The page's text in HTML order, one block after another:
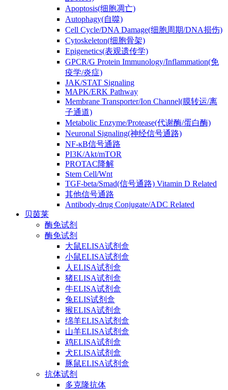
Apoptosis(细胞凋亡)
Autophagy(自噬)
Cell Cycle/DNA Damage(细胞周期/DNA损伤)
Cytoskeleton(细胞骨架)
Epigenetics(表观遗传学)
GPCR/G Protein Immunology/Inflammation(免
疫学/炎症)
JAK/STAT Signaling
MAPK/ERK Pathway
Membrane Transporter/Ion Channel(膜转运/离
子通道)
Metabolic Enzyme/Protease(代谢酶/蛋白酶)
Neuronal Signaling(神经信号通路)
NF-κB信号通路
PI3K/Akt/mTOR
PROTAC降解
Stem Cell/Wnt
TGF-beta/Smad(信号通路) Vitamin D Related
其他信号通路
Antibody-drug Conjugate/ADC Related
贝茵莱
酶免试剂
酶免试剂
大鼠ELISA试剂盒
小鼠ELISA试剂盒
人ELISA试剂盒
猪ELISA试剂盒
牛ELISA试剂盒
兔ELIS试剂盒
猴ELISA试剂盒
绵羊ELISA试剂盒
山羊ELISA试剂盒
鸡ELISA试剂盒
犬ELISA试剂盒
豚鼠ELISA试剂盒
抗体试剂
多克隆抗体